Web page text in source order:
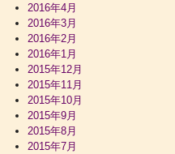
2016年4月
2016年3月
2016年2月
2016年1月
2015年12月
2015年11月
2015年10月
2015年9月
2015年8月
2015年7月